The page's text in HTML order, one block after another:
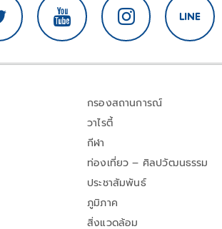
กรองสถานการณ์
วาไรตี้
กีฬา
ท่องเที่ยว – ศิลปวัฒนธรรม
ประชาสัมพันธ์
ภูมิภาค
สิ่งแวดล้อม